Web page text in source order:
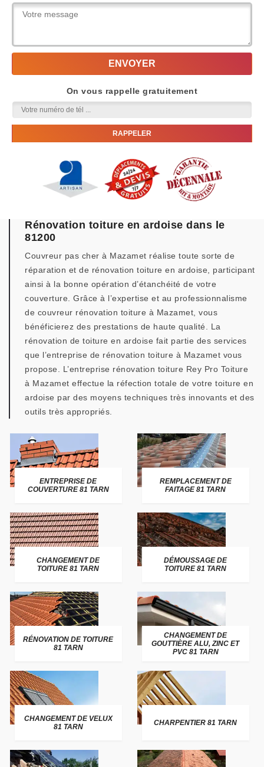
On vous rappelle gratuitement
Rénovation toiture en ardoise dans le
81200
Couvreur pas cher à Mazamet réalise toute sorte de
réparation et de rénovation toiture en ardoise, participant
ainsi à la bonne opération d’étanchéité de votre
couverture. Grâce à l’expertise et au professionnalisme
de couvreur rénovation toiture à Mazamet, vous
bénéficierez des prestations de haute qualité. La
rénovation de toiture en ardoise fait partie des services
que l’entreprise de rénovation toiture à Mazamet vous
propose. L’entreprise rénovation toiture Rey Pro Toiture
à Mazamet effectue la réfection totale de votre toiture en
ardoise par des moyens techniques très innovants et des
outils très appropriés.
ENTREPRISE DE
COUVERTURE 81 TARN
REMPLACEMENT DE
FAITAGE 81 TARN
CHANGEMENT DE
TOITURE 81 TARN
DÉMOUSSAGE DE
TOITURE 81 TARN
RÉNOVATION DE TOITURE
81 TARN
CHANGEMENT DE
GOUTTIÈRE ALU, ZINC ET
PVC 81 TARN
CHANGEMENT DE VELUX
81 TARN
CHARPENTIER 81 TARN